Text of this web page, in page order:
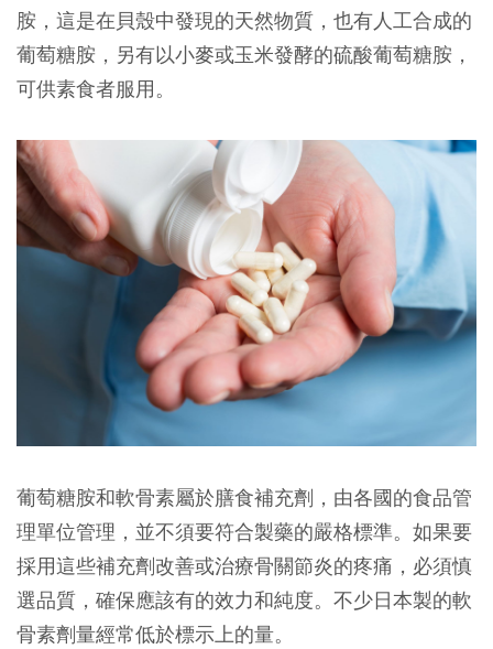
胺，這是在貝殼中發現的天然物質，也有人工合成的
葡萄糖胺，另有以小麥或玉米發酵的硫酸葡萄糖胺，
可供素食者服用。
葡萄糖胺和軟骨素屬於膳食補充劑，由各國的食品管
理單位管理，並不須要符合製藥的嚴格標準。如果要
採用這些補充劑改善或治療骨關節炎的疼痛，必須慎
選品質，確保應該有的效力和純度。不少日本製的軟
骨素劑量經常低於標示上的量。